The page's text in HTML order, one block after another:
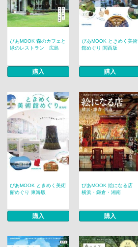
ぴあMOOK 森のカフェと
緑のレストラン 広島
購入
ぴあMOOK ときめく美術
館めぐり 関西版
購入
ぴあMOOK ときめく美術
館めぐり 東海版
購入
ぴあMOOK 絵になる店
横浜・鎌倉・湘南
購入